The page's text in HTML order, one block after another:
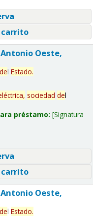
Oeste,
del Estado.
sociedad del
préstamo: Signatura
Oeste,
del Estado.